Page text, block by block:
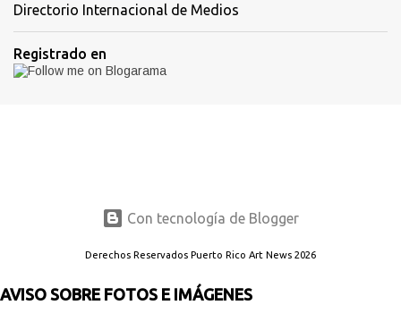
Directorio Internacional de Medios
Registrado en
Con tecnología de Blogger
Derechos Reservados Puerto Rico Art News 2026
AVISO SOBRE FOTOS E IMÁGENES